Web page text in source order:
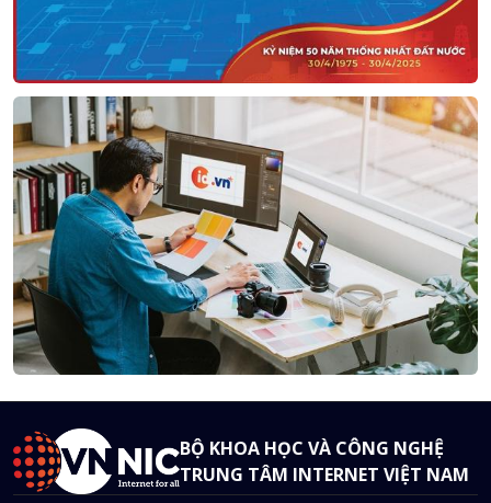
BỘ KHOA HỌC VÀ CÔNG NGHỆ
TRUNG TÂM INTERNET VIỆT NAM